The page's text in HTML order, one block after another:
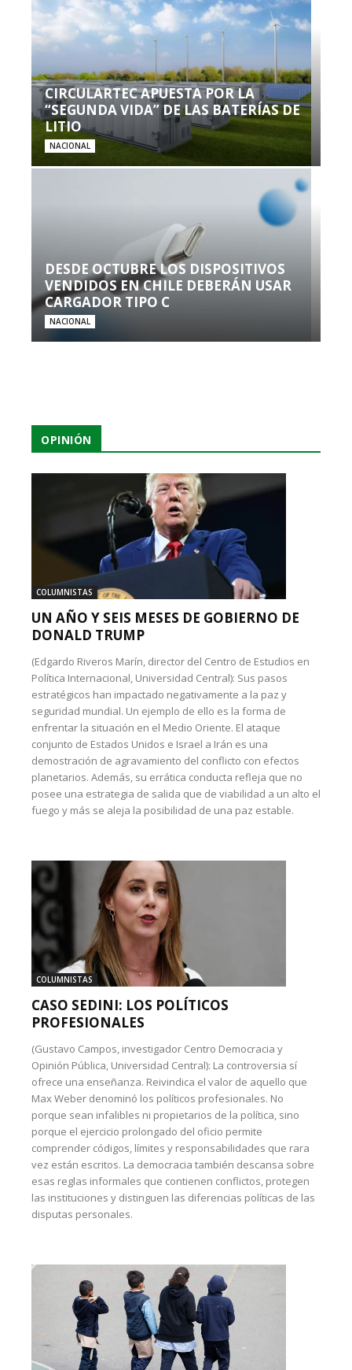
CIRCULARTEC APUESTA POR LA
“SEGUNDA VIDA” DE LAS BATERÍAS DE
LITIO
NACIONAL
DESDE OCTUBRE LOS DISPOSITIVOS
VENDIDOS EN CHILE DEBERÁN USAR
CARGADOR TIPO C
NACIONAL
OPINIÓN
COLUMNISTAS
UN AÑO Y SEIS MESES DE GOBIERNO DE
DONALD TRUMP
(Edgardo Riveros Marín, director del Centro de Estudios en
Política Internacional, Universidad Central): Sus pasos
estratégicos han impactado negativamente a la paz y
seguridad mundial. Un ejemplo de ello es la forma de
enfrentar la situación en el Medio Oriente. El ataque
conjunto de Estados Unidos e Israel a Irán es una
demostración de agravamiento del conflicto con efectos
planetarios. Además, su errática conducta refleja que no
posee una estrategia de salida que de viabilidad a un alto el
fuego y más se aleja la posibilidad de una paz estable.
COLUMNISTAS
CASO SEDINI: LOS POLÍTICOS
PROFESIONALES
(Gustavo Campos, investigador Centro Democracia y
Opinión Pública, Universidad Central): La controversia sí
ofrece una enseñanza. Reivindica el valor de aquello que
Max Weber denominó los políticos profesionales. No
porque sean infalibles ni propietarios de la política, sino
porque el ejercicio prolongado del oficio permite
comprender códigos, límites y responsabilidades que rara
vez están escritos. La democracia también descansa sobre
esas reglas informales que contienen conflictos, protegen
las instituciones y distinguen las diferencias políticas de las
disputas personales.